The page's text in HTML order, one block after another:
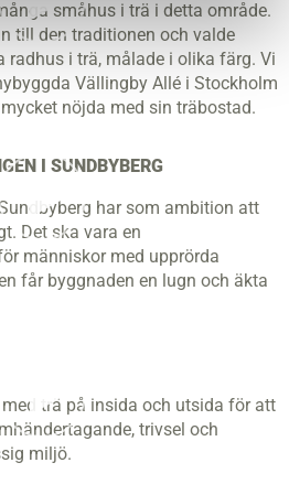
småhus i trä i detta område.
till den traditionen och valde
radhus i trä, målade i olika färg. Vi
Vällingby Allé i Stockholm
nöjda med sin träbostad.
I SUNDBYBERG
har som ambition att
Det ska vara en
människor med upprörda
får byggnaden en lugn och äkta
trä på insida och utsida för att
trivsel och
miljö.